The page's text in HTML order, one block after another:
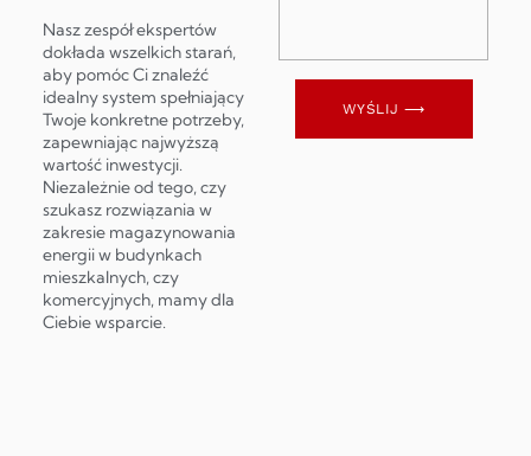
Nasz zespół ekspertów
dokłada wszelkich starań,
aby pomóc Ci znaleźć
idealny system spełniający
Twoje konkretne potrzeby,
zapewniając najwyższą
wartość inwestycji.
Niezależnie od tego, czy
szukasz rozwiązania w
zakresie magazynowania
energii w budynkach
mieszkalnych, czy
komercyjnych, mamy dla
Ciebie wsparcie.
WYŚLIJ ⟶